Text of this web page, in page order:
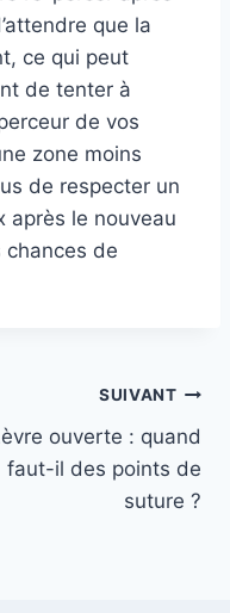
que la
ce qui peut
de tenter à
de vos
zone moins
de respecter un
après le nouveau
chances de
SUIVANT
ouverte : quand
faut-il des points de
suture ?